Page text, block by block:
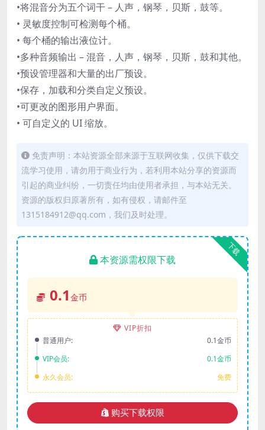
•将混音分为五个词干 – 人声，钢琴，贝斯，鼓等。
• 灵敏度控制可检测每个桶。
• 每个桶的输出液位计。
•多种音频输出 – 混音，人声，钢琴，贝斯，鼓和其他。
•预设管理器和大量的出厂预设。
•保存，加载和分类自定义预设。
•可更改的图形用户界面。
• 可自定义的 UI 缩放。
免责声明：本站资源全部来源于互联网收集，仅供下载交
流学习使用，请勿用于商业行为，若利用本站分享的资源而
引起的商业纠纷，一切责任均由使用者承担，与本站无关。
资源的版权归原著所有，如有侵权，请邮件至
1315184912@qq.com，我们及时处理。
下载
本资源需权限下载
0.1 金币
VIP折扣
普通用户:
0.1金币
VIP会员:
0.1金币
永久会员:
免费
购买下载权限